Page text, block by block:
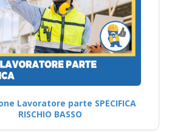
Lavoratore parte SPECIFICA
RISCHIO BASSO